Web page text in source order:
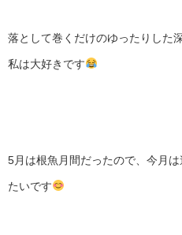
落として巻くだけのゆったりした
私は大好きです
5月は根魚月間だったので、今月
たいです